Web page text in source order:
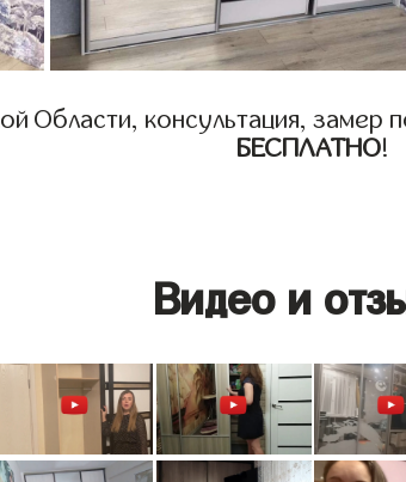
Области, консультация, замер
БЕСПЛАТНО!
Видео и